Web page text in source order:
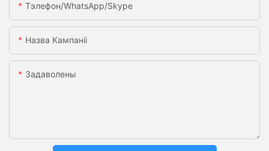
Тэлефон/WhatsApp/Skype
Назва Кампаніі
Задаволены